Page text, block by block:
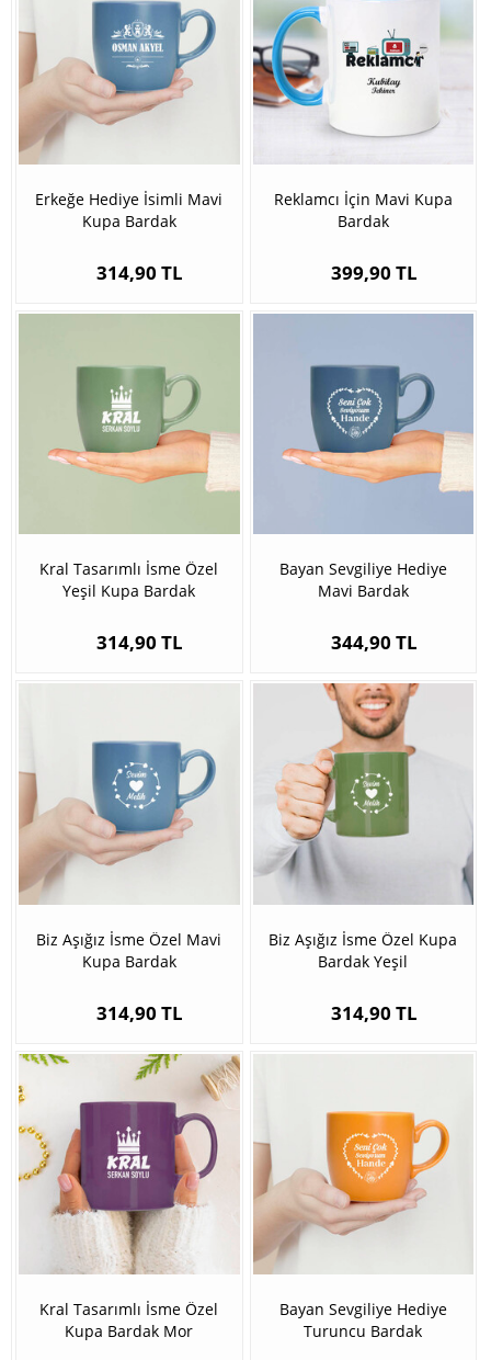
Erkeğe Hediye İsimli Mavi
Kupa Bardak
314,90 TL
Reklamcı İçin Mavi Kupa
Bardak
399,90 TL
Kral Tasarımlı İsme Özel
Yeşil Kupa Bardak
314,90 TL
Bayan Sevgiliye Hediye
Mavi Bardak
344,90 TL
Biz Aşığız İsme Özel Mavi
Kupa Bardak
314,90 TL
Biz Aşığız İsme Özel Kupa
Bardak Yeşil
314,90 TL
Kral Tasarımlı İsme Özel
Kupa Bardak Mor
Bayan Sevgiliye Hediye
Turuncu Bardak